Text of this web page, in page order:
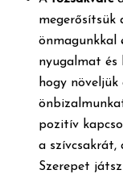
megerősítsük
önmagunkkal
nyugalmat és
hogy növeljük
pozitív
a
Szerepet